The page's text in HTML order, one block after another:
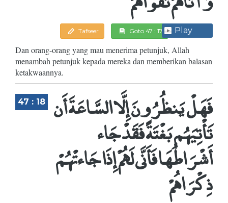
Tafseer Goto 47 : 17 Play
Dan orang-orang yang mau menerima petunjuk, Allah
menambah petunjuk kepada mereka dan memberikan balasan
ketakwaannya.
47 : 18 فَهَلْ يَنظُرُونَ إِلَّا السَّاعَةَ أَن
تَأْتِيَهُم بَغْتَةً فَقَدْ جَاء
أَشْرَاطُهَا فَأَنَّى لَهُمْ إِذَا جَاءتْهُمْ
ذِكْرَاهُمْ